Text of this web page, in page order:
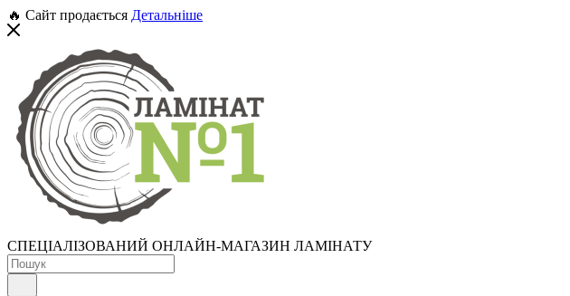
🔥 Сайт продається Детальніше
СПЕЦІАЛІЗОВАНИЙ ОНЛАЙН-МАГАЗИН ЛАМІНАТУ